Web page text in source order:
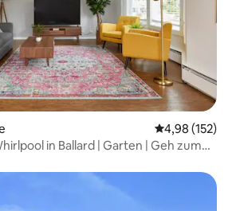
4,98 (152)
in Ballard | Garten | Geh zum